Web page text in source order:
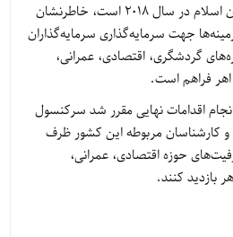
تبریز پایتخت گردشگری جهان اسلام در سال 2018 است، خاطرنشان
جهت سرمایه‌گذاری سرمایه‌گذاران
گردشگری، اقتصادی، عمرانی،
فراهم است.
اقدامات نهایی مقرر شد سرکنسول
و کارشناسان مربوطه این کشور ظرف
حوزه اقتصادی، عمرانی،
بازدید کنند.